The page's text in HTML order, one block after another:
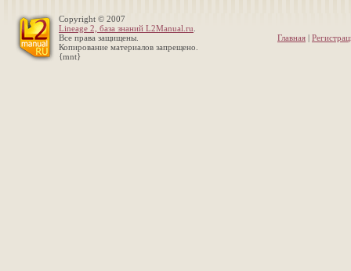
Copyright © 2007
Lineage 2, база знаний L2Manual.ru
Все права защищены.
Копирование материалов запрещено.
{mnt}
Главная |